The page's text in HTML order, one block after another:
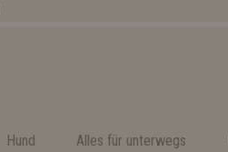
Hund Alles für unterwegs